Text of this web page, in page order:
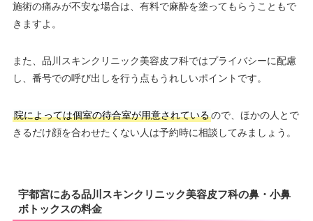
施術の痛みが不安な場合は、有料で麻酔を塗ってもらうこともで
きますよ。
また、品川スキンクリニック美容皮フ科ではプライバシーに配慮
し、番号での呼び出しを行う点もうれしいポイントです。
院によっては個室の待合室が用意されているので、ほかの人とで
きるだけ顔を合わせたくない人は予約時に相談してみましょう。
宇都宮にある品川スキンクリニック美容皮フ科の鼻・小鼻
ボトックスの料金